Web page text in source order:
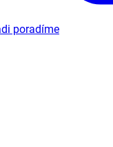
poradíme